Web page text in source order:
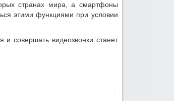
странах мира, а смартфоны
этими функциями при условии
совершать видеозвонки станет